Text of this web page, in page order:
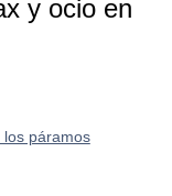
y ocio en
páramos